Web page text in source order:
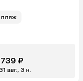
пляж
739 ₽
авг., 3 н.